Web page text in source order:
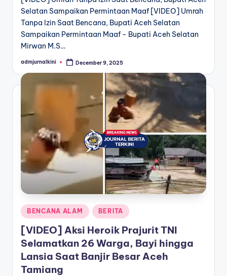
Selatan Sampaikan Permintaan Maaf [VIDEO] Umrah
Tanpa Izin Saat Bencana, Bupati Aceh Selatan
Sampaikan Permintaan Maaf - Bupati Aceh Selatan
Mirwan M.S…
Posted
admjurnalkini December 9, 2025
Posted
in
BENCANA ALAM BERITA
[VIDEO] Aksi Heroik Prajurit TNI
Selamatkan 26 Warga, Bayi hingga
Lansia Saat Banjir Besar Aceh
Tamiang